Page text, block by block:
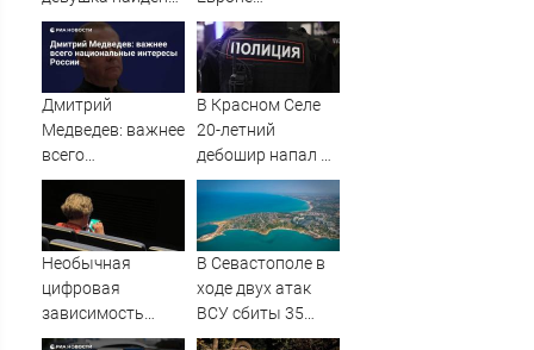
мертвой
высказались о
нападении
России
Дмитрий
Медведев: важнее
всего
национальные
интересы России
В Красном Селе
20-летний
дебошир напал на
сотрудников
скорой
Необычная
цифровая
зависимость
"накрыла"
В Севастополе в
ходе двух атак
ВСУ сбиты 35
беспилотников -